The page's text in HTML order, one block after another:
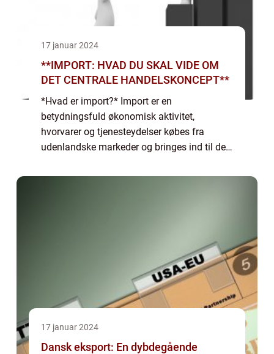
17 januar 2024
**IMPORT: HVAD DU SKAL VIDE OM
DET CENTRALE HANDELSKONCEPT**
*Hvad er import?* Import er en
betydningsfuld økonomisk aktivitet,
hvorvarer og tjenesteydelser købes fra
udenlandske markeder og bringes ind til det
andet land. Import har været en afgørende
17 januar 2024
Dansk eksport: En dybdegående